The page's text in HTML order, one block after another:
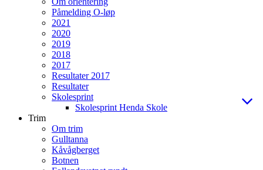
Påmelding O-løp
2021
2020
2019
2018
2017
Resultater 2017
Resultater
Skolesprint
Skolesprint Henda Skole
Trim
Om trim
Gulltanna
Kåvågberget
Botnen